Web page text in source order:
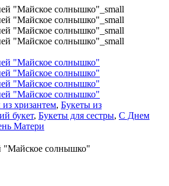
хризантем, Букеты из
букет, Букеты для сестры, С Днем
Матери
"Майское солнышко"